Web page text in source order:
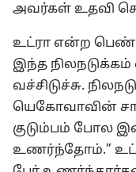
அவர்கள் உதவி
உட்ரா என்ற பெண்
இந்த
வச்சிடுச்சு.
யெகோவாவின்
குடும்பம் போல
உணர்ந்தோம்.”